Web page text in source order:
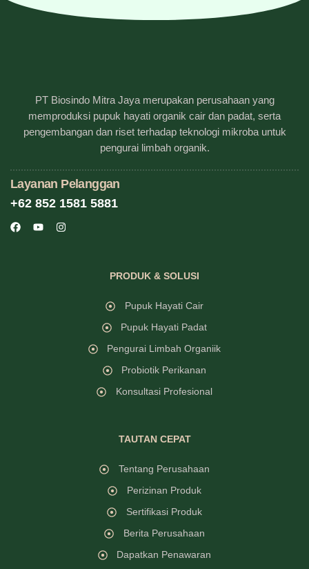
PT Biosindo Mitra Jaya merupakan perusahaan yang
memproduksi pupuk hayati organik cair dan padat, serta
pengembangan dan riset terhadap teknologi mikroba untuk
pengurai limbah organik.
Layanan Pelanggan
+62 852 1581 5881
PRODUK & SOLUSI
Pupuk Hayati Cair
Pupuk Hayati Padat
Pengurai Limbah Organiik
Probiotik Perikanan
Konsultasi Profesional
TAUTAN CEPAT
Tentang Perusahaan
Perizinan Produk
Sertifikasi Produk
Berita Perusahaan
Dapatkan Penawaran